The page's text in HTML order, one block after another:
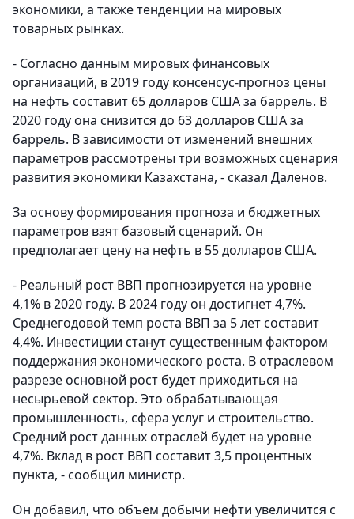
экономики, а также тенденции на мировых
товарных рынках.
- Согласно данным мировых финансовых
организаций, в 2019 году консенсус-прогноз цены
на нефть составит 65 долларов США за баррель. В
2020 году она снизится до 63 долларов США за
баррель. В зависимости от изменений внешних
параметров рассмотрены три возможных сценария
развития экономики Казахстана, - сказал Даленов.
За основу формирования прогноза и бюджетных
параметров взят базовый сценарий. Он
предполагает цену на нефть в 55 долларов США.
- Реальный рост ВВП прогнозируется на уровне
4,1% в 2020 году. В 2024 году он достигнет 4,7%.
Среднегодовой темп роста ВВП за 5 лет составит
4,4%. Инвестиции станут существенным фактором
поддержания экономического роста. В отраслевом
разрезе основной рост будет приходиться на
несырьевой сектор. Это обрабатывающая
промышленность, сфера услуг и строительство.
Средний рост данных отраслей будет на уровне
4,7%. Вклад в рост ВВП составит 3,5 процентных
пункта, - сообщил министр.
Он добавил, что объем добычи нефти увеличится с